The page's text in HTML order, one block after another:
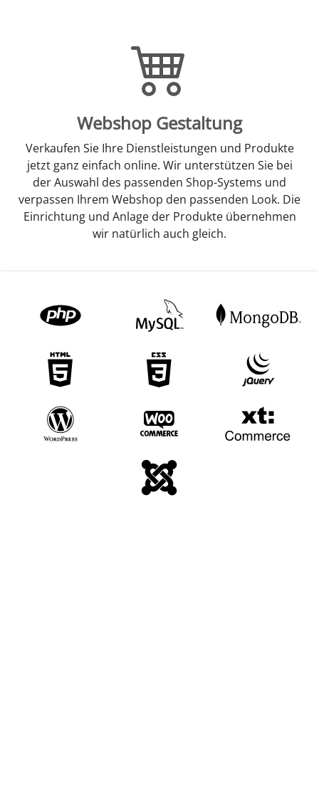
Webshop Gestaltung
Verkaufen Sie Ihre Dienstleistungen und Produkte
jetzt ganz einfach online. Wir unterstützen Sie bei
der Auswahl des passenden Shop-Systems und
verpassen Ihrem Webshop den passenden Look. Die
Einrichtung und Anlage der Produkte übernehmen
wir natürlich auch gleich.